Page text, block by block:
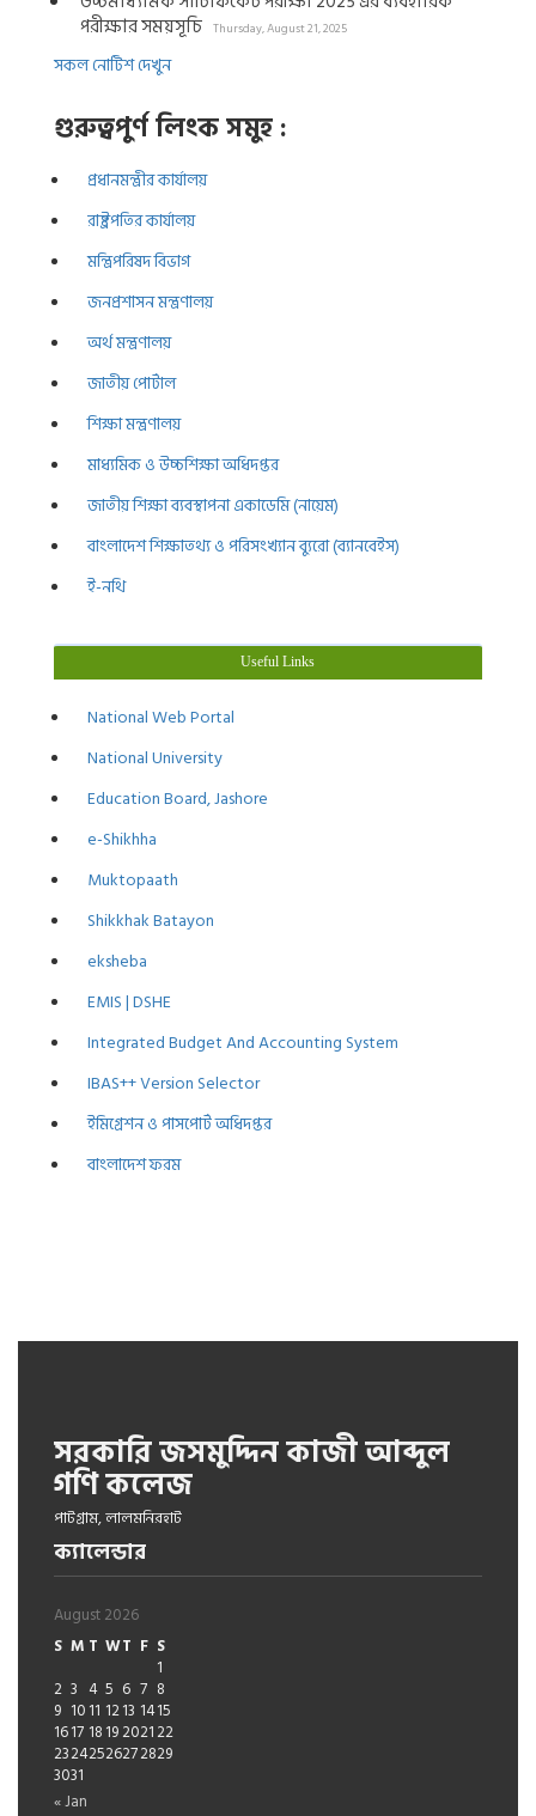
পরীক্ষার সময়সূচি Thursday, August 21, 2025
সকল নোটিশ দেখুন
গুরুত্বপুর্ণ লিংক সমুহ :
প্রধানমন্ত্রীর কার্যালয়
রাষ্ট্রপতির কার্যালয়
মন্ত্রিপরিষদ বিভাগ
জনপ্রশাসন মন্ত্রণালয়
অর্থ মন্ত্রণালয়
জাতীয় পোর্টাল
শিক্ষা মন্ত্রণালয়
মাধ্যমিক ও উচ্চশিক্ষা অধিদপ্তর
জাতীয় শিক্ষা ব্যবস্থাপনা একাডেমি (নায়েম)
বাংলাদেশ শিক্ষাতথ্য ও পরিসংখ্যান ব্যুরো (ব্যানবেইস)
ই-নথি
Useful Links
National Web Portal
National University
Education Board, Jashore
e-Shikhha
Muktopaath
Shikkhak Batayon
eksheba
EMIS | DSHE
Integrated Budget And Accounting System
IBAS++ Version Selector
ইমিগ্রেশন ও পাসপোর্ট অধিদপ্তর
বাংলাদেশ ফরম
সরকারি জসমুদ্দিন কাজী আব্দুল
গণি কলেজ
পাটগ্রাম, লালমনিরহাট
ক্যালেন্ডার
August 2026
S M T WT F S
1
2 3 4 5 6 7 8
9 1011 1213 1415
1617 1819202122
23242526272829
3031
« Jan